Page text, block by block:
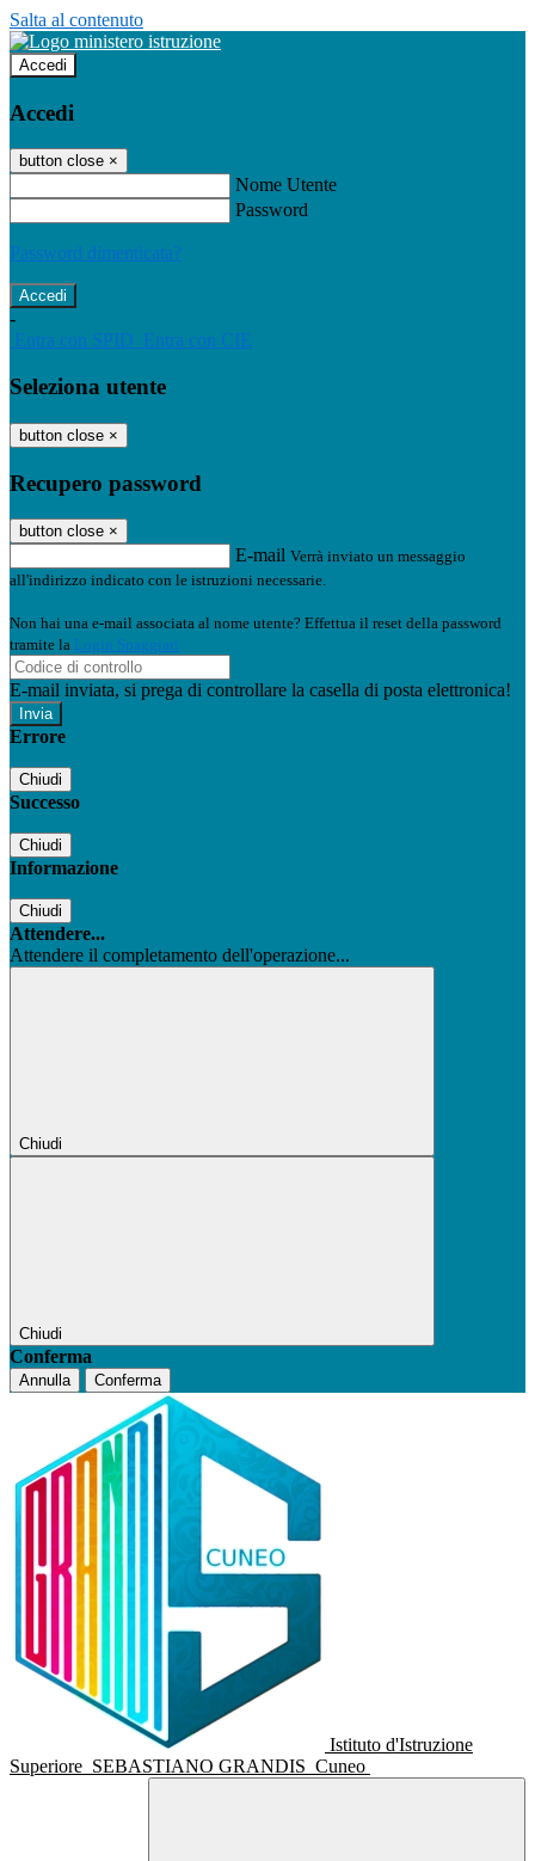
Salta al contenuto
Accedi
Accedi
button close ×
Nome Utente
Password
Password dimenticata?
-
Entra con SPID Entra con CIE
Seleziona utente
button close ×
Recupero password
button close ×
E-mail Verrà inviato un messaggio
all'indirizzo indicato con le istruzioni necessarie.
Non hai una e-mail associata al nome utente? Effettua il reset della password
tramite la Login Spaggiari
E-mail inviata, si prega di controllare la casella di posta elettronica!
Errore
Chiudi
Successo
Chiudi
Informazione
Chiudi
Attendere...
Attendere il completamento dell'operazione...
Chiudi
Chiudi
Conferma
Annulla Conferma
Istituto d'Istruzione
Superiore SEBASTIANO GRANDIS Cuneo